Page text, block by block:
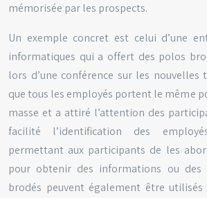
mémorisée par les prospects.
Un exemple concret est celui d’une
informatiques qui a offert des polos
lors d’une conférence sur les nouvelles
que tous les employés portent le même
masse et a attiré l’attention des
facilité l’identification des
permettant aux participants de les
pour obtenir des informations ou des
brodés peuvent également être